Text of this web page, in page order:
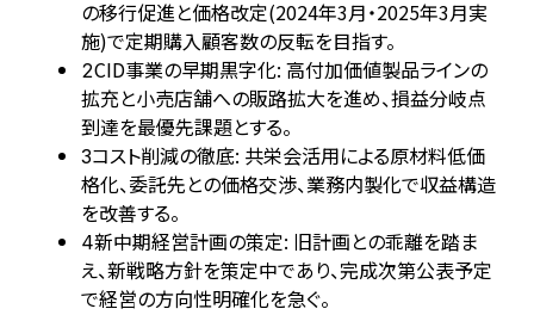
の移行促進と価格改定(2024年3月・2025年3月実
施)で定期購入顧客数の反転を目指す。
2CID事業の早期黒字化: 高付加価値製品ラインの
拡充と小売店舗への販路拡大を進め、損益分岐点
到達を最優先課題とする。
3コスト削減の徹底: 共栄会活用による原材料低価
格化、委託先との価格交渉、業務内製化で収益構造
を改善する。
4新中期経営計画の策定: 旧計画との乖離を踏ま
え、新戦略方針を策定中であり、完成次第公表予定
で経営の方向性明確化を急ぐ。